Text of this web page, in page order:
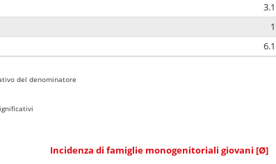
3.1
1
6.1
del denominatore
Incidenza di famiglie monogenitoriali giovani [Ø]